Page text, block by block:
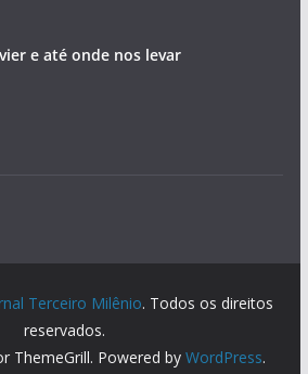
e até onde nos levar
Terceiro Milênio. Todos os direitos
reservados.
ThemeGrill. Powered byWordPress.